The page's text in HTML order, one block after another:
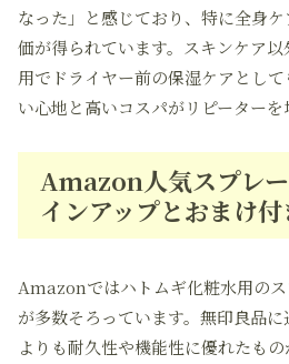
なった」と感じており、特に全身
価が得られています。スキンケア
用でドライヤー前の保湿ケアとし
い心地と高いコスパがリピーターを
Amazon人気スプレ
インアップとおまけ
Amazonではハトムギ化粧水用の
が多数そろっています。無印良品
よりも耐久性や機能性に優れたも